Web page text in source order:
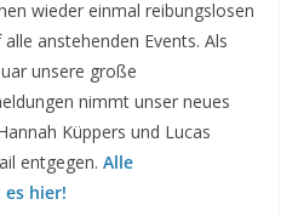
wieder einmal reibungslosen
anstehenden Events. Als
unsere große
nimmt unser neues
Küppers und Lucas
entgegen. Alle
hier!